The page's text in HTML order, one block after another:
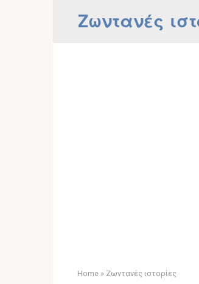
Ζωντανές
Home » Ζωντανές ιστορίες